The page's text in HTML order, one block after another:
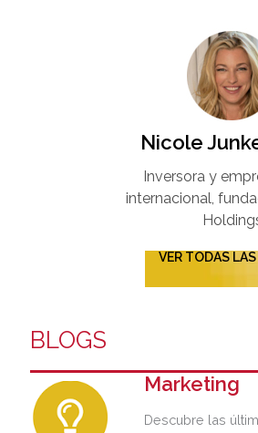
Nicole
Inversora y
internacional,
VER TODAS
BLOGS
Marketing
Descubre las